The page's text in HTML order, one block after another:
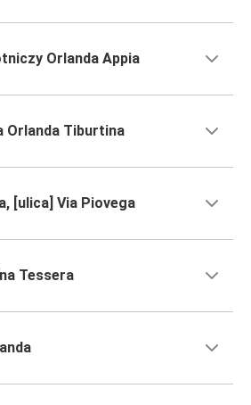
Orlanda Appia
Orlanda Tiburtina
[ulica] Via Piovega
Tessera